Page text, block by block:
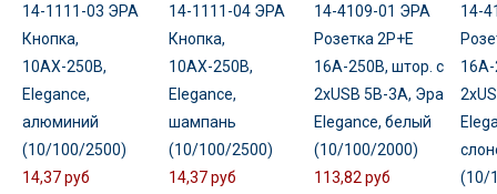
14-1111-03 ЭРА
Кнопка,
10АХ-250В,
Elegance,
алюминий
(10/100/2500)
14,37 руб
14-1111-04 ЭРА
Кнопка,
10АХ-250В,
Elegance,
шампань
(10/100/2500)
14,37 руб
14-4109-01 ЭРА
Розетка 2P+E
16A-250В, штор. с
2xUSB 5В-3А, Эра
Elegance, белый
(10/100/2000)
113,82 руб
14-
(10/